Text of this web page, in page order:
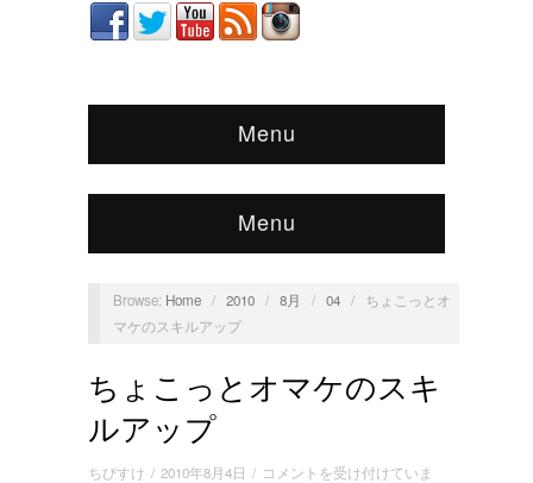
Menu
Menu
Browse: Home / 2010 / 8月 / 04 /
ちょこっとオ
マケのスキルアップ
ちょこっとオマケのスキ
ルアップ
ちびすけ / 2010年8月4日 / ち
コメントを受け付けていま